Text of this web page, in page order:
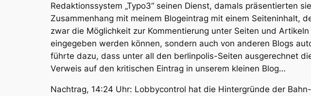
Redaktionssystem „Typo3“ seinen Dienst, damals präsentierten
Zusammenhang mit meinem Blogeintrag mit einem Seiteninhalt,
zwar die Möglichkeit zur Kommentierung unter Seiten und
eingegeben werden können, sondern auch von anderen Blogs
führte dazu, dass unter all den berlinpolis-Seiten ausgerechnet
Verweis auf den kritischen Eintrag in unserem kleinen Blog…
Nachtrag, 14:24 Uhr: Lobbycontrol hat die Hintergründe der